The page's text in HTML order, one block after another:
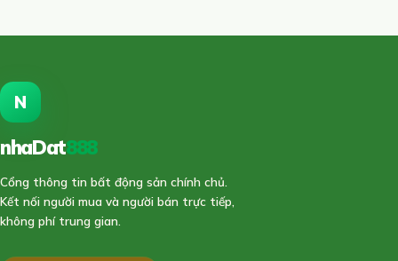
N
nhaDat888
Cổng thông tin bất động sản chính chủ.
Kết nối người mua và người bán trực tiếp,
không phí trung gian.